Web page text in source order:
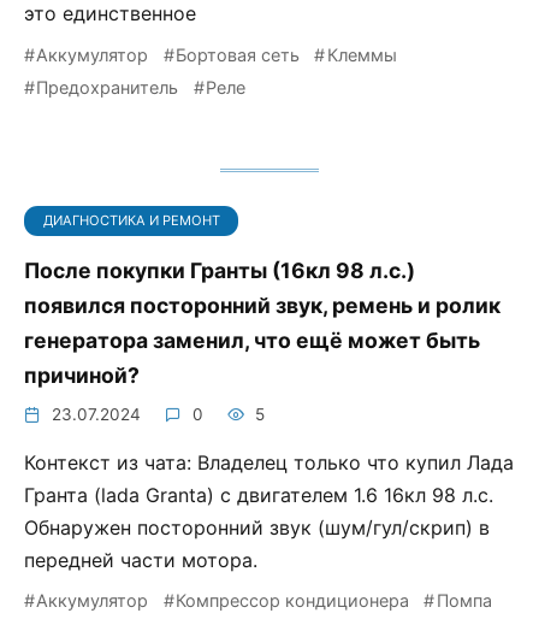
это единственное
Аккумулятор Бортовая сеть
Клеммы
Предохранитель
Реле
ДИАГНОСТИКА И РЕМОНТ
После покупки Гранты (16кл 98 л.с.)
появился посторонний звук, ремень и ролик
генератора заменил, что ещё может быть
причиной?
23.07.2024 0 5
Контекст из чата: Владелец только что купил Лада
Гранта (lada Granta) с двигателем 1.6 16кл 98 л.с.
Обнаружен посторонний звук (шум/гул/скрип) в
передней части мотора.
Аккумулятор Компрессор кондиционера
Помпа